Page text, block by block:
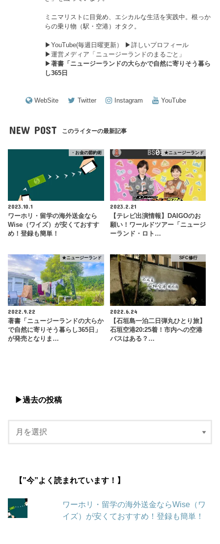
ミニマリストに目覚め、エシカルな生活を実践中。根っか
らの乗り物（駅・空港）オタク。
▶︎YouTube(毎週日曜更新） ▶︎詳しいプロフィール
▶︎運営メディア「ニュージーランドのまるごと」
▶︎著書「ニュージーランドの大らかで自然に寄りそう暮ら
し365日
WebSite Twitter Instagram YouTube
NEW POST このライターの最新記事
・お金の節約術
2023.10.1
ワーホリ・留学の海外送金なら
Wise（ワイズ）が安くておすす
め！登録も簡単！
★ニュージーランド
2023.2.21
【テレビ出演情報】DAIGOのお
願い！ワールドツアー「ニュージ
ーランド・ロト…
★ニュージーランド
2022.9.22
著書「ニュージーランドの大らか
で自然に寄りそう暮らし365日」
が発売となりま…
SFC修行
2022.6.24
【石垣島一泊二日弾丸ひとり旅】
石垣空港20:25着！市内への空港
バスはある？…
▶︎過去の投稿
【”今”よく読まれています！】
ワーホリ・留学の海外送金ならWise（ワ
イズ）が安くておすすめ！登録も簡単！